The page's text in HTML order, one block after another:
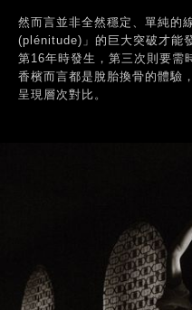
然而言並非全然穩定、單純的
(plénitude)」的巨大突破才能
第16年時發生，第三次則要需
香檳而言都是脫胎換骨的體驗
呈現層次對比。